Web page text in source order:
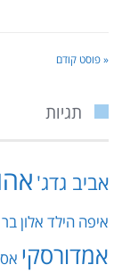
« פוסט קודם
תגיות
אביב גדג'
איפה הילד אלון בר
אמדורסקי